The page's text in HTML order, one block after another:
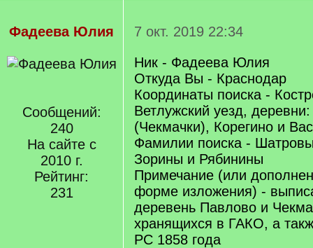
Фадеева Юлия
Сообщений:
240
На сайте с
2010 г.
Рейтинг:
231
7 окт. 2019 22:34
Ник - Фадеева Юлия
Откуда Вы - Краснодар
Координаты поиска -
Ветлужский уезд,
(Чекмачки), Корегино и
Фамилии поиска -
Зорины и Рябинины
Примечание (или
форме изложения) -
деревень Павлово и
хранящихся в ГАКО, а
РС 1858 года